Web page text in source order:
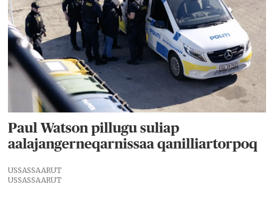
Paul Watson pillugu suliap
aalajangerneqarnissaa qanilliartorpoq
USSASSAARUT
USSASSAARUT